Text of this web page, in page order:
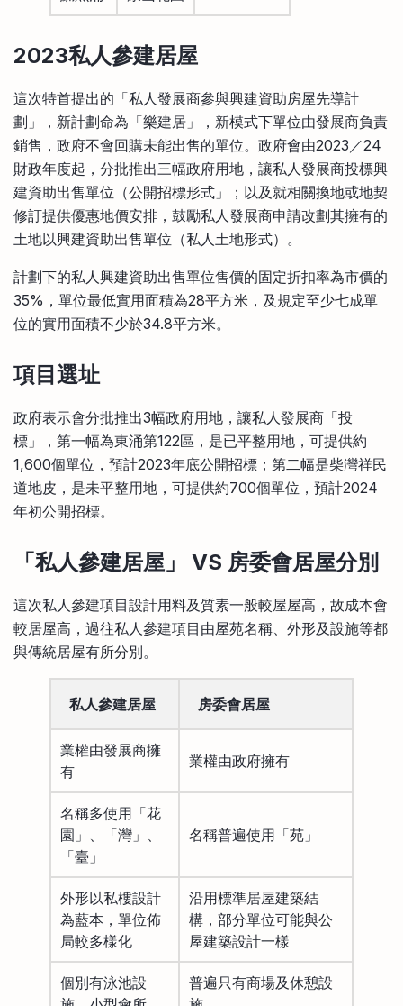
2023私人參建居屋
這次特首提出的「私人發展商參與興建資助房屋先導計
劃」，新計劃命為「樂建居」，新模式下單位由發展商負責
銷售，政府不會回購未能出售的單位。政府會由2023／24
財政年度起，分批推出三幅政府用地，讓私人發展商投標興
建資助出售單位（公開招標形式」；以及就相關換地或地契
修訂提供優惠地價安排，鼓勵私人發展商申請改劃其擁有的
土地以興建資助出售單位（私人土地形式）。
計劃下的私人興建資助出售單位售價的固定折扣率為市價的
35%，單位最低實用面積為28平方米，及規定至少七成單
位的實用面積不少於34.8平方米。
項目選址
政府表示會分批推出3幅政府用地，讓私人發展商「投
標」，第一幅為東涌第122區，是已平整用地，可提供約
1,600個單位，預計2023年底公開招標；第二幅是柴灣祥民
道地皮，是未平整用地，可提供約700個單位，預計2024
年初公開招標。
「私人參建居屋」 VS 房委會居屋分別
這次私人參建項目設計用料及質素一般較屋屋高，故成本會
較居屋高，過往私人參建項目由屋苑名稱、外形及設施等都
與傳統居屋有所分別。
私人參建居屋 房委會居屋
業權由發展商擁
有
業權由政府擁有
名稱多使用「花
園」、「灣」、
「臺」
名稱普遍使用「苑」
外形以私樓設計
為藍本，單位佈
局較多樣化
沿用標準居屋建築結
構，部分單位可能與公
屋建築設計一樣
個別有泳池設
普遍只有商場及休憩設